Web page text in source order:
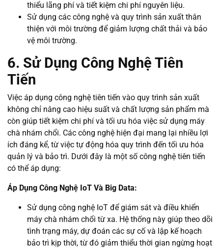
thiểu lãng phí và tiết kiệm chi phí nguyên liệu.
Sử dụng các công nghệ và quy trình sản xuất thân
thiện với môi trường để giảm lượng chất thải và bảo
vệ môi trường.
6. Sử Dụng Công Nghệ Tiên
Tiến
Việc áp dụng công nghệ tiên tiến vào quy trình sản xuất
không chỉ nâng cao hiệu suất và chất lượng sản phẩm mà
còn giúp tiết kiệm chi phí và tối ưu hóa việc sử dụng máy
chà nhám chổi. Các công nghệ hiện đại mang lại nhiều lợi
ích đáng kể, từ việc tự động hóa quy trình đến tối ưu hóa
quản lý và bảo trì. Dưới đây là một số công nghệ tiên tiến
có thể áp dụng:
Áp Dụng Công Nghệ IoT Và Big Data:
Sử dụng công nghệ IoT để giám sát và điều khiển
máy chà nhám chổi từ xa. Hệ thống này giúp theo dõi
tình trạng máy, dự đoán các sự cố và lập kế hoạch
bảo trì kịp thời, từ đó giảm thiểu thời gian ngừng hoạt